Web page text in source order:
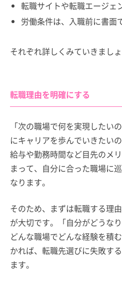
転職サイトや転職エージェ
労働条件は、入職前に書面
それぞれ詳しくみていきましょ
転職理由を明確にする
「次の職場で何を実現したい
にキャリアを歩んでいきたい
給与や勤務時間など目先のメ
まって、自分に合った職場に
なります。
そのため、まずは転職する理
が大切です。「自分がどうな
どんな職場でどんな経験を積
かれば、転職先選びに失敗す
ます。